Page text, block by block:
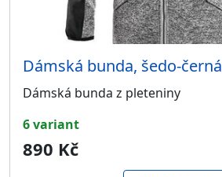
Dámská bunda, šedo-černá
Dámská bunda z pleteniny
6 variant
890 Kč